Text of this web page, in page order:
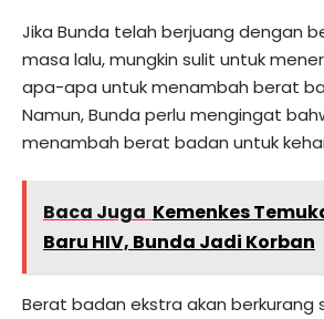
Jika Bunda telah berjuang dengan
masa lalu, mungkin sulit untuk
apa-apa untuk menambah berat
Namun, Bunda perlu mengingat
menambah berat badan untuk
Baca Juga Kemenkes
Baru HIV, Bunda Jadi Korban
Berat badan ekstra akan berkurang